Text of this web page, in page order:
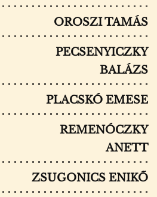
OROSZI TAMÁS
PECSENYICZKY
BALÁZS
PLACSKÓ EMESE
REMENÓCZKY
ANETT
ZSUGONICS ENIKŐ